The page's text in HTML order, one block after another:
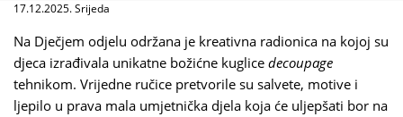
17.12.2025. Srijeda
Na Dječjem odjelu održana je kreativna radionica na kojoj su
djeca izrađivala unikatne božićne kuglice decoupage
tehnikom. Vrijedne ručice pretvorile su salvete, motive i
ljepilo u prava mala umjetnička djela koja će uljepšati bor na